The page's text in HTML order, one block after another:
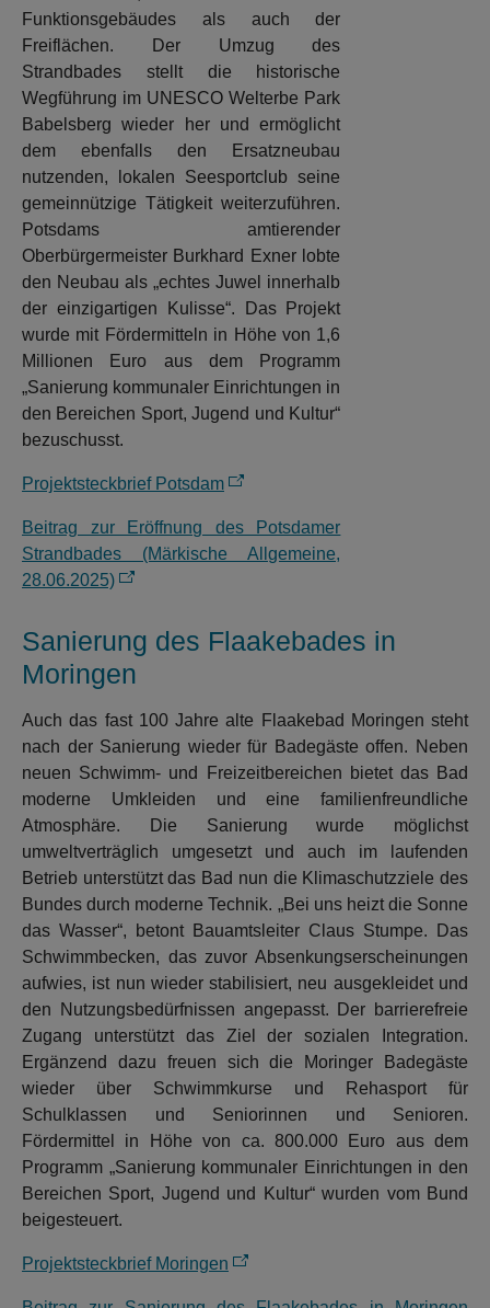
Funktionsgebäudes als auch der
Freiflächen. Der Umzug des
Strandbades stellt die historische
Wegführung im UNESCO Welterbe Park
Babelsberg wieder her und ermöglicht
dem ebenfalls den Ersatzneubau
nutzenden, lokalen Seesportclub seine
gemeinnützige Tätigkeit weiterzuführen.
Potsdams amtierender
Oberbürgermeister Burkhard Exner lobte
den Neubau als „echtes Juwel innerhalb
der einzigartigen Kulisse“. Das Projekt
wurde mit Fördermitteln in Höhe von 1,6
Millionen Euro aus dem Programm
„Sanierung kommunaler Einrichtungen in
den Bereichen Sport, Jugend und Kultur“
bezuschusst.
Projektsteckbrief Potsdam
Beitrag zur Eröffnung des Potsdamer
Strandbades (Märkische Allgemeine,
28.06.2025)
Sanierung des Flaakebades in
Moringen
Auch das fast 100 Jahre alte Flaakebad Moringen steht
nach der Sanierung wieder für Badegäste offen. Neben
neuen Schwimm- und Freizeitbereichen bietet das Bad
moderne Umkleiden und eine familienfreundliche
Atmosphäre. Die Sanierung wurde möglichst
umweltverträglich umgesetzt und auch im laufenden
Betrieb unterstützt das Bad nun die Klimaschutzziele des
Bundes durch moderne Technik. „Bei uns heizt die Sonne
das Wasser“, betont Bauamtsleiter Claus Stumpe. Das
Schwimmbecken, das zuvor Absenkungserscheinungen
aufwies, ist nun wieder stabilisiert, neu ausgekleidet und
den Nutzungsbedürfnissen angepasst. Der barrierefreie
Zugang unterstützt das Ziel der sozialen Integration.
Ergänzend dazu freuen sich die Moringer Badegäste
wieder über Schwimmkurse und Rehasport für
Schulklassen und Seniorinnen und Senioren.
Fördermittel in Höhe von ca. 800.000 Euro aus dem
Programm „Sanierung kommunaler Einrichtungen in den
Bereichen Sport, Jugend und Kultur“ wurden vom Bund
beigesteuert.
Projektsteckbrief Moringen